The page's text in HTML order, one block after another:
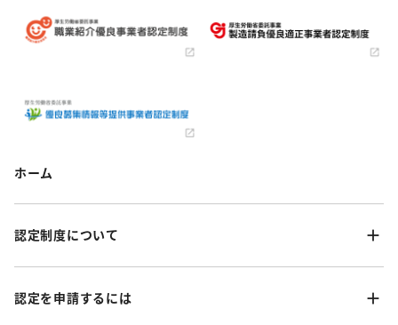
ホーム
認定制度について
認定を申請するには